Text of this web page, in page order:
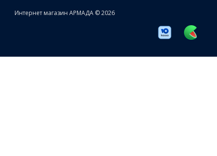
Интернет магазин АРМАДА © 2026